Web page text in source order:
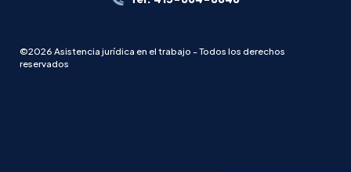
©2026 Asistencia jurídica en el trabajo - Todos los derechos
reservados